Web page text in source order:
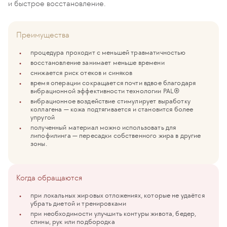
и быстрое восстановление.
Преимущества
процедура проходит с меньшей травматичностью
восстановление занимает меньше времени
снижается риск отеков и синяков
время операции сокращается почти вдвое благодаря
вибрационной эффективности технологии PAL®
вибрационное воздействие стимулирует выработку
коллагена — кожа подтягивается и становится более
упругой
полученный материал можно использовать для
липофилинга — пересадки собственного жира в другие
зоны.
Когда обращаются
при локальных жировых отложениях, которые не удаётся
убрать диетой и тренировками
при необходимости улучшить контуры живота, бедер,
спины, рук или подбородка